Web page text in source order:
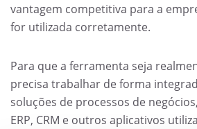
vantagem competitiva para a
for utilizada corretamente.
Para que a ferramenta seja
precisa trabalhar de forma
soluções de processos de
ERP, CRM e outros aplicativos